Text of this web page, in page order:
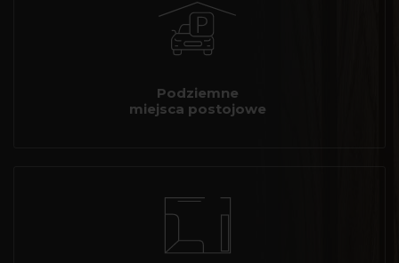
Podziemne
miejsca postojowe